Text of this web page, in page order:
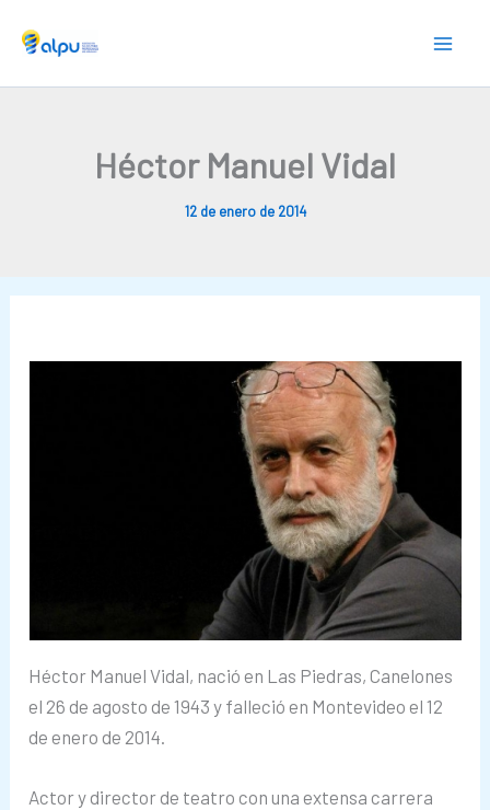
Héctor Manuel Vidal
12 de enero de 2014
Héctor Manuel Vidal, nació en Las Piedras, Canelones
el 26 de agosto de 1943 y falleció en Montevideo el 12
de enero de 2014.
Actor y director de teatro con una extensa carrera